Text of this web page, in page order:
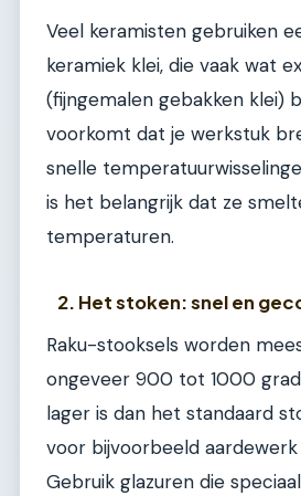
Veel keramisten gebruiken
keramiek klei, die vaak wat
(fijngemalen gebakken klei)
voorkomt dat je werkstuk
snelle
is het belangrijk dat ze
temperaturen.
2. Het stoken: snel en
Raku-stooksels worden
ongeveer 900 tot 1000
lager is dan het standaard
voor bijvoorbeeld
Gebruik glazuren die